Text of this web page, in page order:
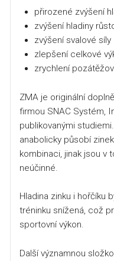
přirozené zvýšení
zvýšení hladiny
zvýšení svalové síly
zlepšení celkové
zrychlení
ZMA je originální
firmou SNAC Systém,
publikovanými
anabolicky působí
kombinaci, jinak jsou v
neúčinné.
Hladina zinku i hořčíku
tréninku snížená, což
sportovní výkon.
Další významnou